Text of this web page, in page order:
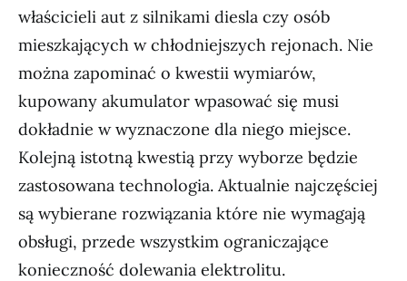
właścicieli aut z silnikami diesla czy osób
mieszkających w chłodniejszych rejonach. Nie
można zapominać o kwestii wymiarów,
kupowany akumulator wpasować się musi
dokładnie w wyznaczone dla niego miejsce.
Kolejną istotną kwestią przy wyborze będzie
zastosowana technologia. Aktualnie najczęściej
są wybierane rozwiązania które nie wymagają
obsługi, przede wszystkim ograniczające
konieczność dolewania elektrolitu.